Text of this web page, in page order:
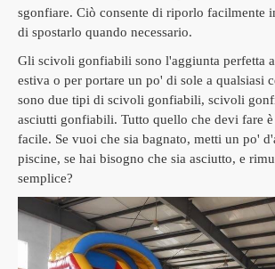
sgonfiare. Ciò consente di riporlo facilmente
di spostarlo quando necessario.
Gli scivoli gonfiabili sono l'aggiunta perfetta
estiva o per portare un po' di sole a qualsiasi
sono due tipi di scivoli gonfiabili, scivoli
asciutti gonfiabili. Tutto quello che devi fare
facile. Se vuoi che sia bagnato, metti un po'
piscine, se hai bisogno che sia asciutto, e
semplice?